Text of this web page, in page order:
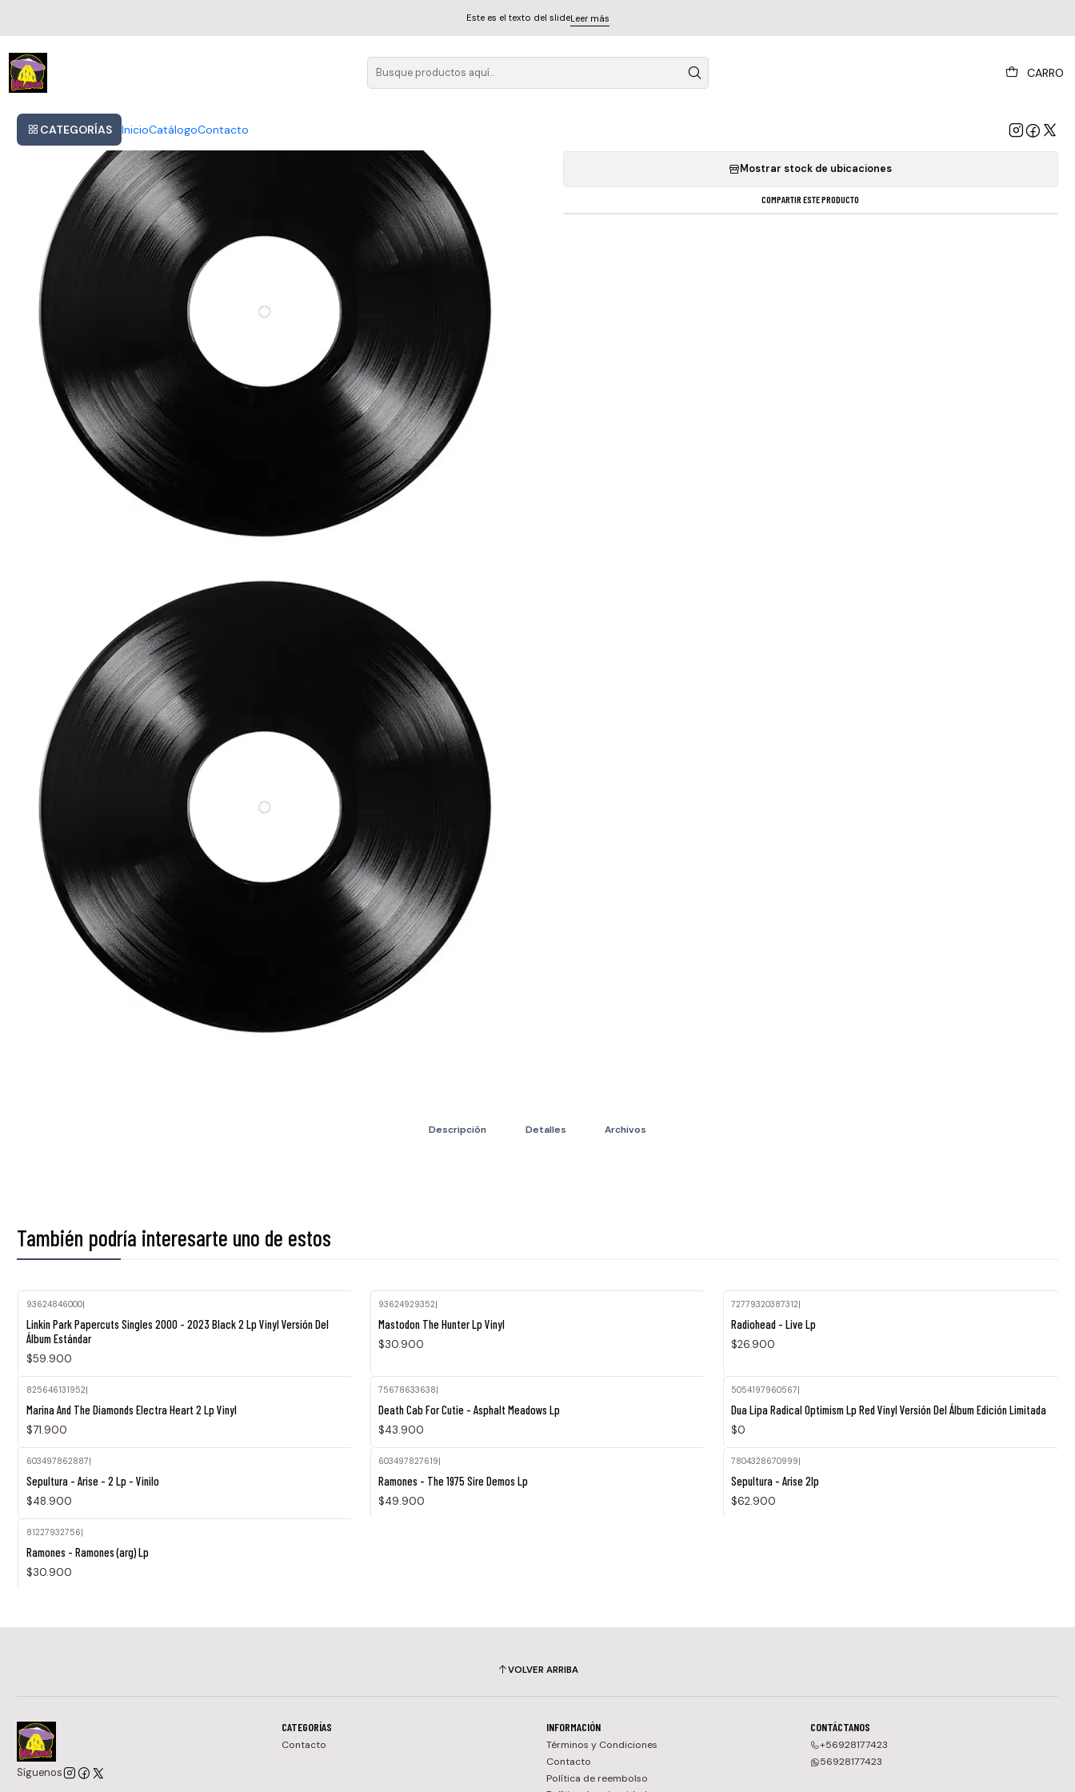
CARRO
CATEGORÍAS InicioCatálogoContacto
Este es el texto del slideLeer más
Mostrar stock de ubicaciones
COMPARTIR ESTE PRODUCTO
Descripción Detalles Archivos
También podría interesarte uno de estos
93624846000|
Linkin Park Papercuts Singles 2000 - 2023 Black 2 Lp Vinyl Versión Del
Álbum Estándar
$59.900
93624929352|
Mastodon The Hunter Lp Vinyl
$30.900
72779320387312|
Radiohead - Live Lp
$26.900
825646131952|
Marina And The Diamonds Electra Heart 2 Lp Vinyl
$71.900
75678633638|
Death Cab For Cutie - Asphalt Meadows Lp
$43.900
5054197960567|
Dua Lipa Radical Optimism Lp Red Vinyl Versión Del Álbum Edición Limitada
$0
603497862887|
Sepultura - Arise - 2 Lp - Vinilo
$48.900
603497827619|
Ramones - The 1975 Sire Demos Lp
$49.900
7804328670999|
Sepultura - Arise 2lp
$62.900
81227932756|
Ramones - Ramones (arg) Lp
$30.900
VOLVER ARRIBA
Síguenos
CATEGORÍAS
Contacto
INFORMACIÓN
Términos y Condiciones
Contacto
Política de reembolso
CONTÁCTANOS
+56928177423
56928177423